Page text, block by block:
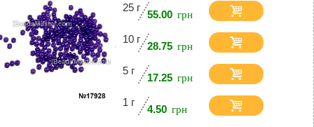
25 г
55.00
10 г
28.75
5 г
17.25
1 г
4.50